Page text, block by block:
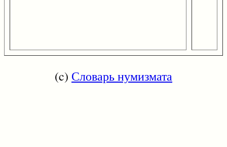
(c) Словарь нумизмата